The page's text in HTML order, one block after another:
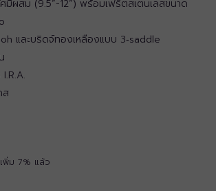
ผสม (9.5”-12”) พร้อมเฟร็ตสเตนเลสขนาด
และบริดจ์ทองเหลืองแบบ 3‑saddle
ส
พิ่ม 7% แล้ว